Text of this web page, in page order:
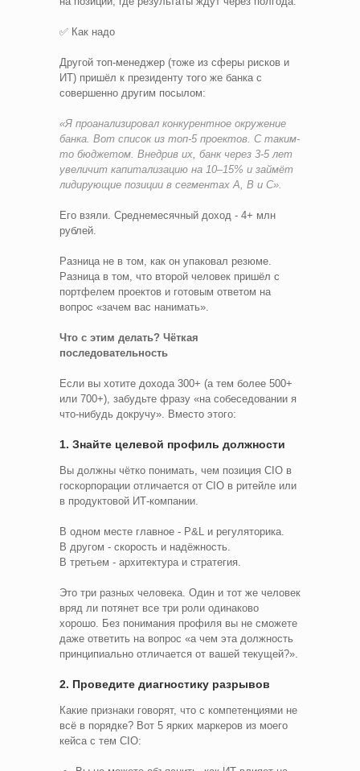
✅ Как надо
Другой топ-менеджер (тоже из сферы рисков и
ИТ) пришёл к президенту того же банка с
совершенно другим посылом:
«Я проанализировал конкурентное окружение
банка. Вот список из топ-5 проектов. С таким-
то бюджетом. Внедрив их, банк через 3-5 лет
увеличит капитализацию на 10–15% и займёт
лидирующие позиции в сегментах А, B и C».
Его взяли. Среднемесячный доход - 4+ млн
рублей.
Разница не в том, как он упаковал резюме.
Разница в том, что второй человек пришёл с
портфелем проектов и готовым ответом на
вопрос «зачем вас нанимать».
Что с этим делать? Чёткая
последовательность
Если вы хотите дохода 300+ (а тем более 500+
или 700+), забудьте фразу «на собеседовании я
что-нибудь докручу». Вместо этого:
1. Знайте целевой профиль должности
Вы должны чётко понимать, чем позиция CIO в
госкорпорации отличается от CIO в ритейле или
в продуктовой ИТ-компании.
В одном месте главное - P&L и регуляторика.
В другом - скорость и надёжность.
В третьем - архитектура и стратегия.
Это три разных человека. Один и тот же человек
вряд ли потянет все три роли одинаково
хорошо. Без понимания профиля вы не сможете
даже ответить на вопрос «а чем эта должность
принципиально отличается от вашей текущей?».
2. Проведите диагностику разрывов
Какие признаки говорят, что с компетенциями не
всё в порядке? Вот 5 ярких маркеров из моего
кейса с тем CIO: